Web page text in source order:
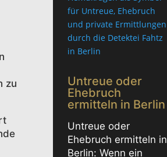
zu
Untreue oder
Ehebruch
ermitteln in Berlin
Untreue oder
Ehebruch ermitteln in
Berlin: Wenn ein